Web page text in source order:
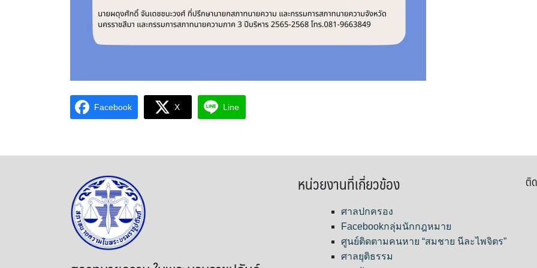
Facebook X Line
หน่วยงานที่เกี่ยวข้อง
ศาลปกครอง
Facebookกลุ่มนักกฎหมาย
ศูนย์ติดตามคนหาย “สมชาย นีละไพจิตร”
ศาลยุติธรรม
ติ